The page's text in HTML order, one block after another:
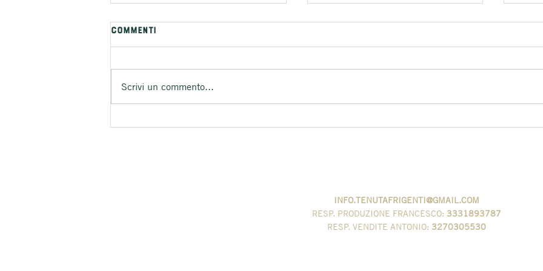
MELANZANE SOTT'OLIO
Commenti
Scrivi un commento...
INFO.TENUTAFRIGENTI@GMAIL.COM
RESP. PRODUZIONE FRANCESCO: 3331893787
RESP. VENDITE ANTONIO: 3270305530